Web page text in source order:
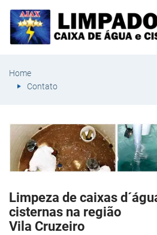
Home
Contato
Limpeza de caixas
cisternas na região
Vila Cruzeiro